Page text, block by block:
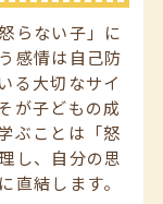
らない子」に
感情は自己防
る大切なサイ
が子どもの成
ぶことは「怒
し、自分の思
直結します。